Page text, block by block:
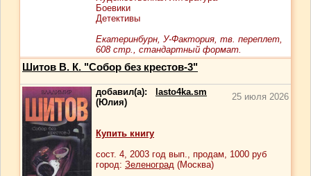
Боевики
Детективы
Екатеринбурн, У-Фактория, тв. переплет,
608 стр., стандартный формат.
Шитов В. К. "Собор без крестов-3"
добавил(а):
lasto4ka.sm
(Юлия)
25 июля 2026
Купить книгу
сост. 4, 2003 год вып., продам, 1000 руб
город: Зеленоград (Москва)